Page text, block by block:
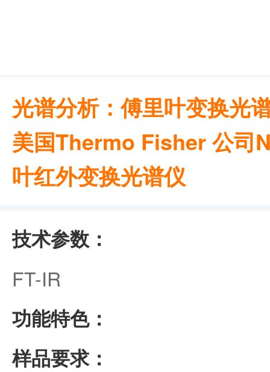
光谱分析：傅里叶变换光
美国Thermo Fisher 公司
叶红外变换光谱仪
技术参数：
FT-IR
功能特色：
样品要求：